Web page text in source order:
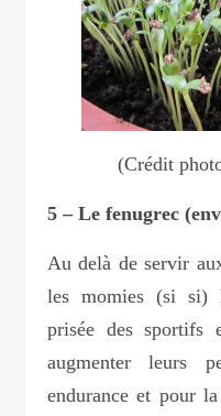
(Crédit
5 – Le fenugrec
Au delà de servir
les momies (si si)
prisée des sportifs
augmenter leurs
endurance et pour